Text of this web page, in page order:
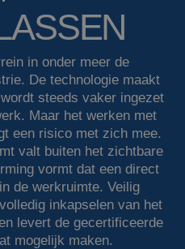
in onder meer de
De technologie maakt
steeds vaker ingezet
Maar het werken met
een risico met zich mee.
valt buiten het zichtbare
vormt dat een direct
de werkruimte. Veilig
inkapselen van het
levert de gecertificeerde
mogelijk maken.